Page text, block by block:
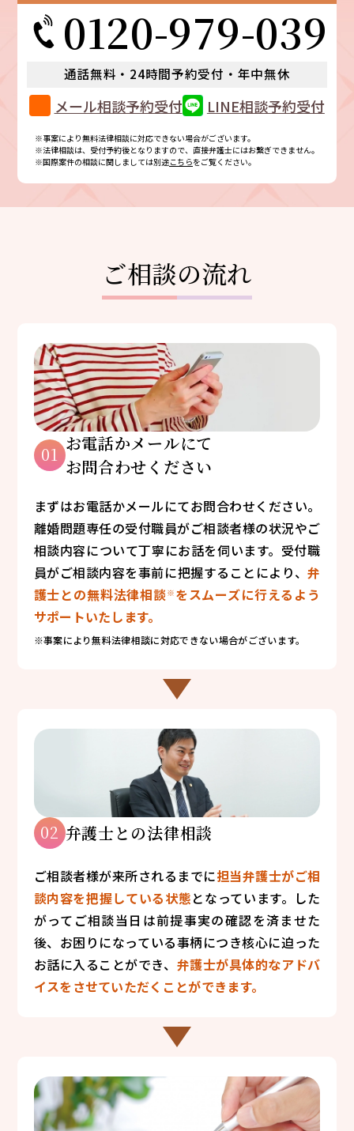
0120-979-039
通話無料・24時間予約受付・年中無休
メール相談予約受付 LINE相談予約受付
※事案により無料法律相談に対応できない場合がございます。
※法律相談は、受付予約後となりますので、直接弁護士にはお繋ぎできません。
※国際案件の相談に関しましては別途こちらをご覧ください。
ご相談の流れ
01 お電話かメールにて
お問合わせください
まずはお電話かメールにてお問合わせください。
離婚問題専任の受付職員がご相談者様の状況やご
相談内容について丁寧にお話を伺います。受付職
員がご相談内容を事前に把握することにより、弁
護士との無料法律相談※ をスムーズに行えるよう
サポートいたします。
※事案により無料法律相談に対応できない場合がございます。
02 弁護士との法律相談
ご相談者様が来所されるまでに担当弁護士がご相
談内容を把握している状態となっています。した
がってご相談当日は前提事実の確認を済ませた
後、お困りになっている事柄につき核心に迫った
お話に入ることができ、 弁護士が具体的なアドバ
イスをさせていただくことができます。